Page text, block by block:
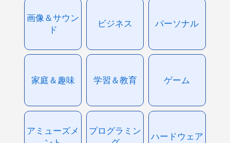
画像＆サウン
ド
ビジネス パーソナル
家庭＆趣味 学習＆教育 ゲーム
アミューズメ
プログラミン
ハードウェア